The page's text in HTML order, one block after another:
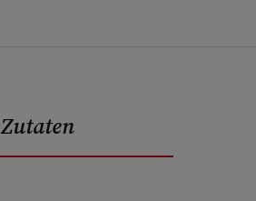
Zutaten